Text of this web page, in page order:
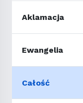
Aklamacja
Ewangelia
Całość